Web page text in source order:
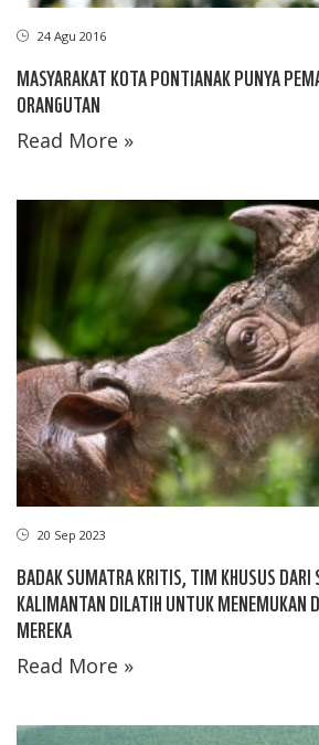
24 Agu 2016
MASYARAKAT KOTA PONTIANAK PUNYA
ORANGUTAN
Read More »
20 Sep 2023
BADAK SUMATRA KRITIS, TIM KHUSUS DARI
KALIMANTAN DILATIH UNTUK MENEMUKAN
MEREKA
Read More »